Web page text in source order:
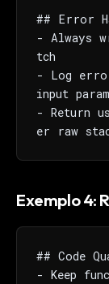
## Error
- Always
tch
- Log
input
- Return
er raw
Exemplo 4:
## Code
- Keep